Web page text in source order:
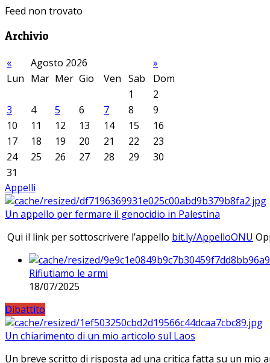
Feed non trovato
Archivio
« Agosto 2026
»
Lun Mar Mer Gio Ven Sab
Dom
1
2
3
4 5 6 7 8
9
10
11 12 13 14 15
16
17
18 19 20 21 22
23
24
25 26 27 28 29
30
31
Appelli
Un appello per fermare il genocidio in Palestina
Qui il link per sottoscrivere l’appello bit.ly/AppelloONU
Rifiutiamo le armi
18/07/2025
Dibattito
Un chiarimento di un mio articolo sul Laos
Un breve scritto di risposta ad una critica fatta su un mio